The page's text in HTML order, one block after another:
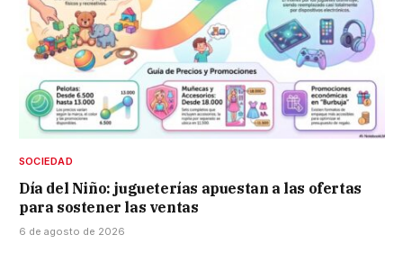
SOCIEDAD
Día del Niño: jugueterías apuestan a las ofertas
para sostener las ventas
6 de agosto de 2026